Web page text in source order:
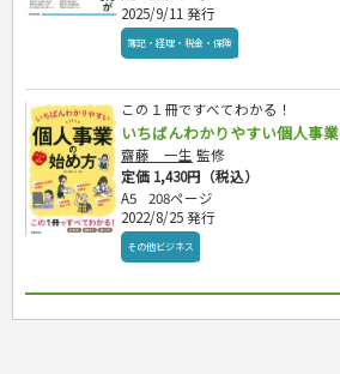
簿記検定
看護・薬学
ケアマネジャー
介護・社会福祉士
保育士
司法書士・社労士
行政書士・宅建
FP
衛生管理・運行管理
建築・土木
調理師
スキル・キャリアアップ
ビジネス・法律
簿記・経理・税金・保険
自己啓発
ビジネス読み物
国内・海外旅行
国外旅行
国内旅行
散歩・グルメ
地理・歴史
地理・地図
歴史
文庫
その他文庫
ダイアリー
ダイアリー
プラチナダイアリー プレステージ
2025/9/11 発行
簿記・経理・税金・保険
この１冊ですべてわかる！
いちばんわかりやすい個人事
齋藤 一生 監修
定価 1,430円（税込）
A5
208ページ
2022/8/25 発行
その他ビジネス